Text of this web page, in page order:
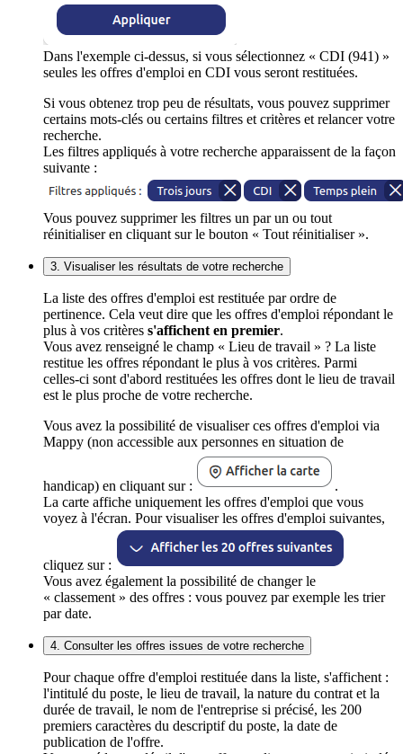
Dans l'exemple ci-dessus, si vous sélectionnez « CDI (941) »
seules les offres d'emploi en CDI vous seront restituées.
Si vous obtenez trop peu de résultats, vous pouvez supprimer
certains mots-clés ou certains filtres et critères et relancer votre
recherche.
Les filtres appliqués à votre recherche apparaissent de la façon
suivante :
Vous pouvez supprimer les filtres un par un ou tout
réinitialiser en cliquant sur le bouton « Tout réinitialiser ».
3. Visualiser les résultats de votre recherche
La liste des offres d'emploi est restituée par ordre de
pertinence. Cela veut dire que les offres d'emploi répondant le
plus à vos critères s'affichent en premier.
Vous avez renseigné le champ « Lieu de travail » ? La liste
restitue les offres répondant le plus à vos critères. Parmi
celles-ci sont d'abord restituées les offres dont le lieu de travail
est le plus proche de votre recherche.
Vous avez la possibilité de visualiser ces offres d'emploi via
Mappy (non accessible aux personnes en situation de
handicap) en cliquant sur :
.
La carte affiche uniquement les offres d'emploi que vous
voyez à l'écran. Pour visualiser les offres d'emploi suivantes,
cliquez sur :
Vous avez également la possibilité de changer le
« classement » des offres : vous pouvez par exemple les trier
par date.
4. Consulter les offres issues de votre recherche
Pour chaque offre d'emploi restituée dans la liste, s'affichent :
l'intitulé du poste, le lieu de travail, la nature du contrat et la
durée de travail, le nom de l'entreprise si précisé, les 200
premiers caractères du descriptif du poste, la date de
publication de l'offre.